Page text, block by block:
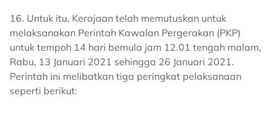
16. Untuk itu, Kerajaan telah memutuskan untuk
melaksanakan Perintah Kawalan Pergerakan (PKP)
untuk tempoh 14 hari bemula jam 12.01 tengah malam,
Rabu, 13 Januari 2021 sehingga 26 Januari 2021.
Perintah ini melibatkan tiga peringkat pelaksanaan
seperti berikut: